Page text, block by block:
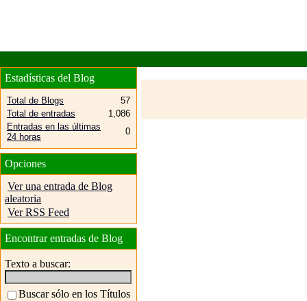
Estadísticas del Blog
Total de Blogs
57
Total de entradas
1,086
Entradas en las últimas
24 horas
0
Opciones
Ver una entrada de Blog
aleatoria
Ver RSS Feed
Encontrar entradas de Blog
Texto a buscar:
Buscar sólo en los Títulos